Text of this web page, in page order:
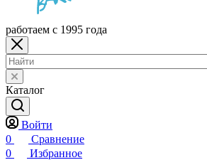
работаем с 1995 года
Каталог
Войти
0
Сравнение
0
Избранное